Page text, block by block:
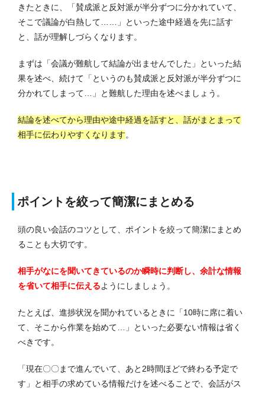
きたときに、「賛成派と反対派が半分ずつに分かれていて、
そこで議論が白熱して……」といった途中経過を先に話す
と、話が理解しづらくなります。
まずは「会議が難航して結論が出ませんでした」といった結
果を述べ、続けて「というのも賛成派と反対派が半分ずつに
分かれてしまって…」と難航した理由を述べましょう。
結論を述べてから理由や途中経過を話すと、話がまとまって
相手に伝わりやすくなります。
ポイントを絞って簡潔にまとめる
頭の良い会話のコツとして、ポイントを絞って簡潔にまとめ
ることも大切です。
相手がなにを聞いてきているのか瞬時に判断し、余計な情報
を省いて相手に伝えるようにしましょう。
たとえば、進捗状況を聞かれているときに「10時に席に着い
て、そこから作業を始めて…」といった必要ない情報は省く
べきです。
「現在〇〇まで進んでいて、あと2時間ほどで終わる予定で
す」と相手の求めている情報だけを述べることで、会話がス